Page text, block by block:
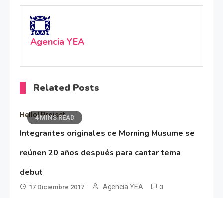
Agencia YEA
Related Posts
4 MINS READ
Hello! Project
Integrantes originales de Morning Musume se
reúnen 20 años después para cantar tema
debut
17 Diciembre 2017 Agencia YEA 3